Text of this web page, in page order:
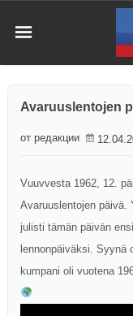
Avaruuslentojen
от редакции
Vuuvvesta 1962, 12.
Avaruuslentojen päivä.
julisti tämän päivän
lennonpäiväksi. Syynä
kumpani oli vuotena